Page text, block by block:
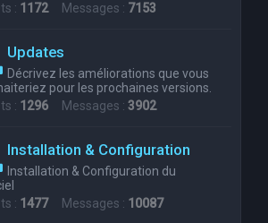
: 1172Messages : 7153
Updates
Décrivez les améliorations que vous
pour les prochaines versions.
: 1296 Messages : 3902
Installation & Configuration
Installation & Configuration du
: 1477Messages : 10087